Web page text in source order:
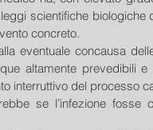
scientifiche biologiche
concreto.
eventuale concausa
altamente prevedibili
interruttivo del processo
se l’infezione fosse